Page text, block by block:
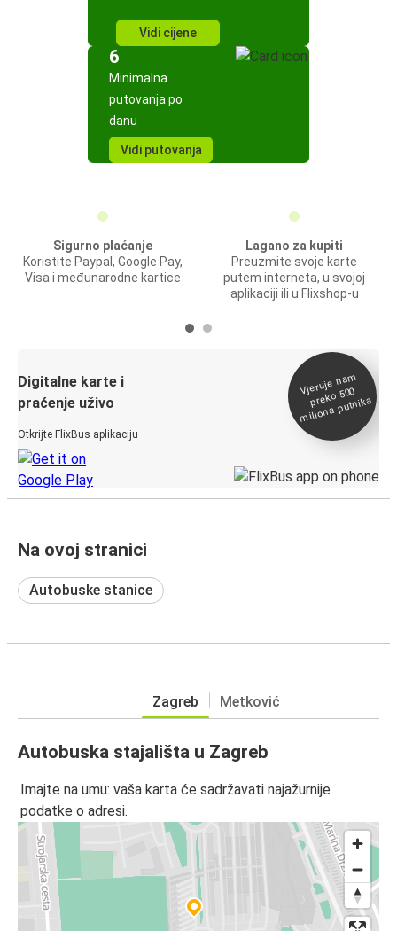
Vidi cijene
6
Minimalna
putovanja po
danu
Vidi putovanja
Sigurno plaćanje
Koristite Paypal, Google Pay,
Visa i međunarodne kartice
Lagano za kupiti
Preuzmite svoje karte
putem interneta, u svojoj
aplikaciji ili u Flixshop-u
Digitalne karte i
praćenje uživo
Otkrijte FlixBus aplikaciju
Vjeruje na
m
preko 500
miliona putnika
Na ovoj stranici
Autobuske stanice
Zagreb Metković
Autobuska stajališta u Zagreb
Imajte na umu: vaša karta će sadržavati najažurnije
podatke o adresi.